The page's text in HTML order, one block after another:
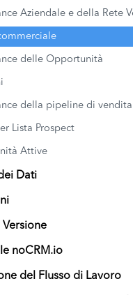
Aziendale e della Rete
delle Opportunità
della pipeline di vendita
Lista Prospect
Attive
Dati
Versione
noCRM.io
del Flusso di Lavoro